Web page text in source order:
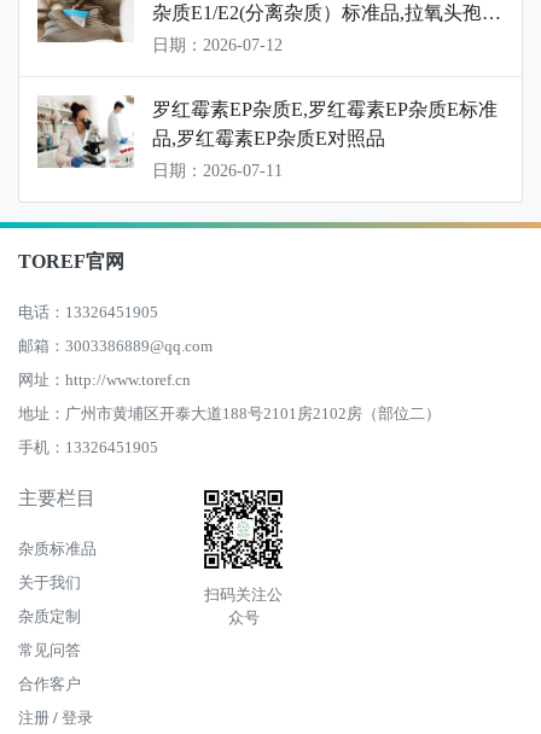
杂质E1/E2(分离杂质）标准品,拉氧头孢杂
质E1/E2(分离杂质）对照品
日期：2026-07-12
罗红霉素EP杂质E,罗红霉素EP杂质E标准
品,罗红霉素EP杂质E对照品
日期：2026-07-11
TOREF官网
电话：13326451905
邮箱：3003386889@qq.com
网址：http://www.toref.cn
地址：广州市黄埔区开泰大道188号2101房2102房（部位二）
手机：13326451905
主要栏目
杂质标准品
关于我们
杂质定制
常见问答
合作客户
注册 / 登录
扫码关注公
众号